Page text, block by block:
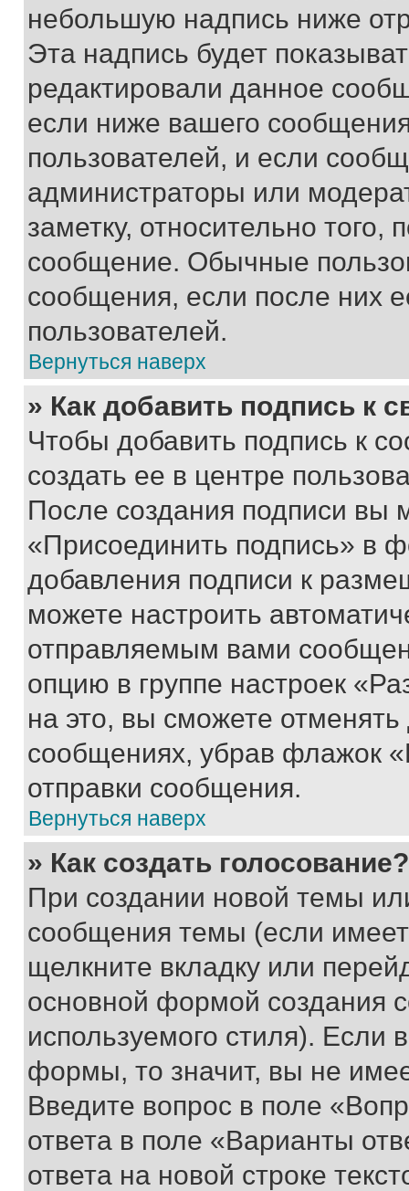
небольшую надпись ниже
Эта надпись будет
редактировали данное
если ниже вашего
пользователей, и если
администраторы или
заметку, относительно
сообщение. Обычные
сообщения, если после них
пользователей.
Вернуться наверх
» Как добавить подпись к
Чтобы добавить подпись к
создать ее в центре
После создания подписи вы
«Присоединить подпись» в
добавления подписи к
можете настроить
отправляемым вами
опцию в группе настроек
на это, вы сможете
сообщениях, убрав флажок
отправки сообщения.
Вернуться наверх
» Как создать голосование?
При создании новой темы
сообщения темы (если
щелкните вкладку или
основной формой создания
используемого стиля). Если
формы, то значит, вы не
Введите вопрос в поле
ответа в поле «Варианты
ответа на новой строке